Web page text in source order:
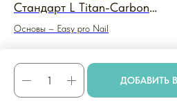
ДОБАВИТЬ
Стандарт L Titan-Carbon
0,8 мм (титан-карбон,
Основы – Easy pro Nail